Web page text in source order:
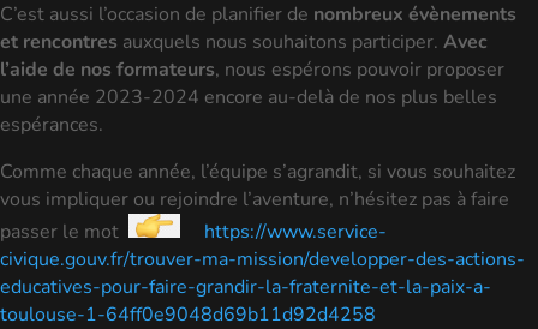
C’est aussi l’occasion de planifier de nombreux évènements
et rencontres auxquels nous souhaitons participer. Avec
l’aide de nos formateurs, nous espérons pouvoir proposer
une année 2023-2024 encore au-delà de nos plus belles
espérances.
Comme chaque année, l’équipe s’agrandit, si vous souhaitez
vous impliquer ou rejoindre l’aventure, n’hésitez pas à faire
passer le mot
https://www.service-
civique.gouv.fr/trouver-ma-mission/developper-des-actions-
educatives-pour-faire-grandir-la-fraternite-et-la-paix-a-
toulouse-1-64ff0e9048d69b11d92d4258